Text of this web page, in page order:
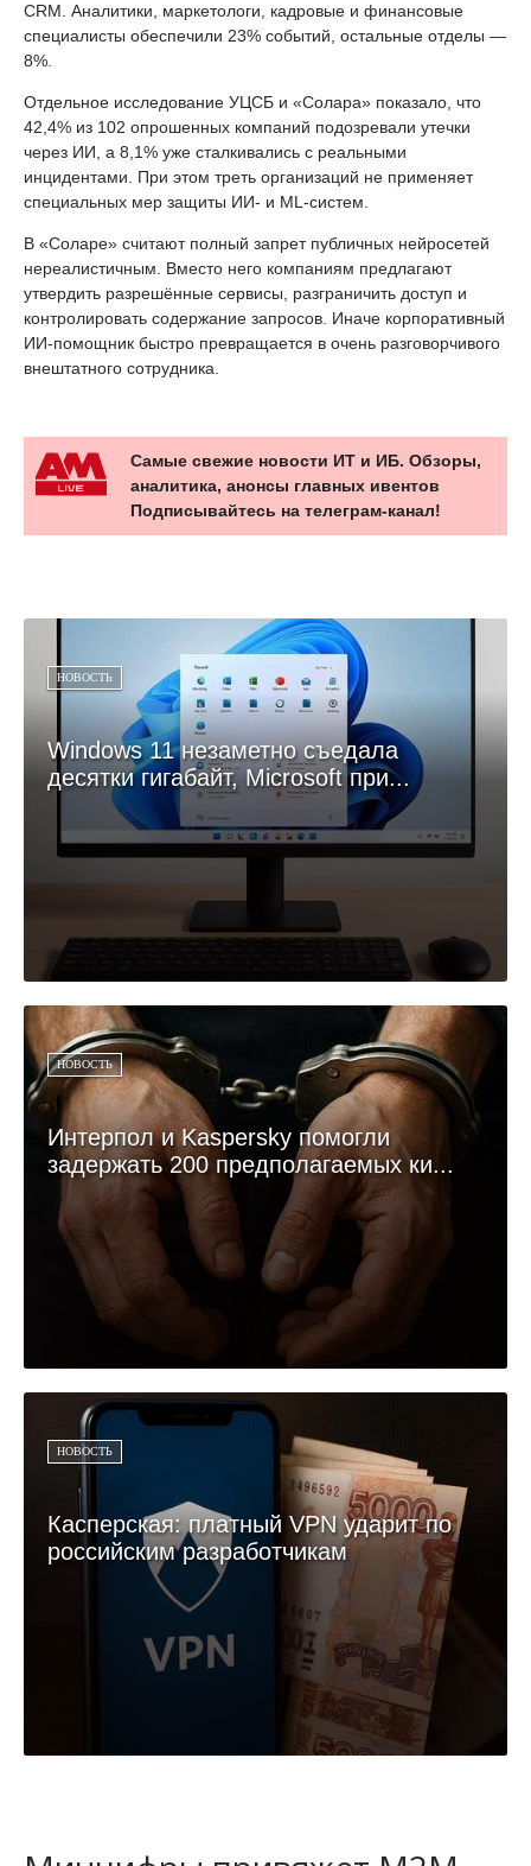
CRM. Аналитики, маркетологи, кадровые и финансовые
специалисты обеспечили 23% событий, остальные отделы —
8%.
Отдельное исследование УЦСБ и «Солара» показало, что
42,4% из 102 опрошенных компаний подозревали утечки
через ИИ, а 8,1% уже сталкивались с реальными
инцидентами. При этом треть организаций не применяет
специальных мер защиты ИИ- и ML-систем.
В «Соларе» считают полный запрет публичных нейросетей
нереалистичным. Вместо него компаниям предлагают
утвердить разрешённые сервисы, разграничить доступ и
контролировать содержание запросов. Иначе корпоративный
ИИ-помощник быстро превращается в очень разговорчивого
внештатного сотрудника.
Самые свежие новости ИТ и ИБ. Обзоры,
аналитика, анонсы главных ивентов
Подписывайтесь на телеграм-канал!
НОВОСТЬ
Windows 11 незаметно съедала
десятки гигабайт, Microsoft при...
НОВОСТЬ
Интерпол и Kaspersky помогли
задержать 200 предполагаемых ки...
НОВОСТЬ
Касперская: платный VPN ударит по
российским разработчикам